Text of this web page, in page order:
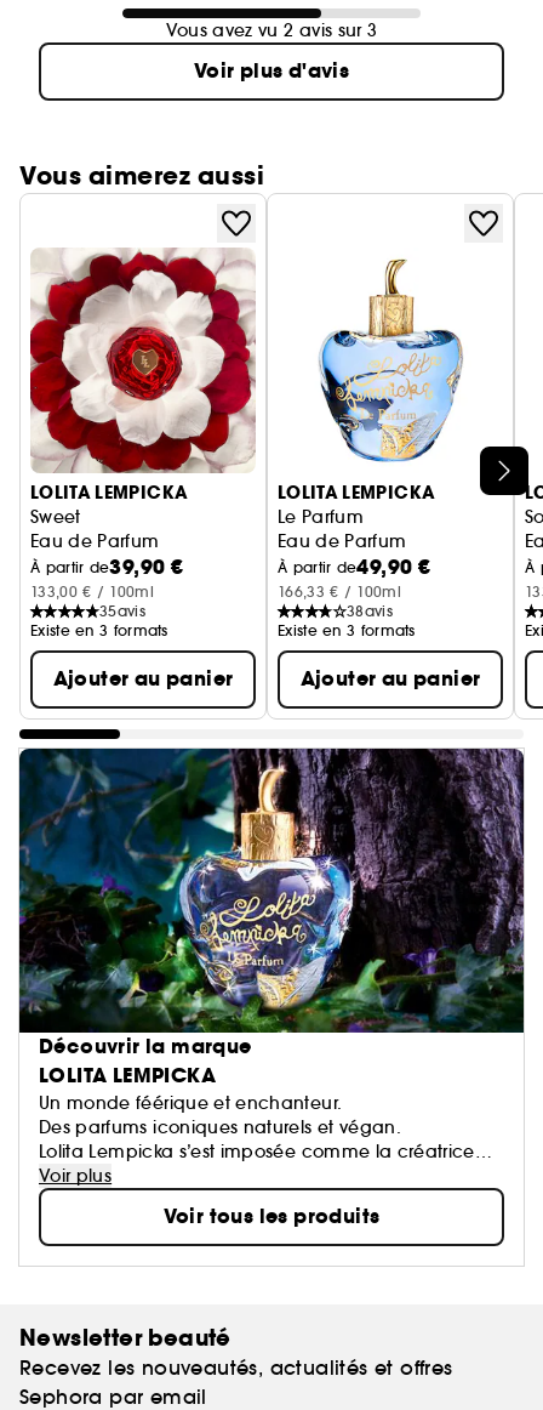
Vous avez vu 2 avis sur 3
Voir plus d'avis
Vous aimerez aussi
Ignorer le carrousel produits
LOLITA LEMPICKA
Sweet
Eau de Parfum
À partir de39,90 €
133,00 € / 100ml
35avis
Existe en 3 formats
Ajouter au panier
LOLITA LEMPICKA
Le Parfum
Eau de Parfum
À partir de49,90 €
166,33 € / 100ml
38avis
Existe en 3 formats
Ajouter au panier
À
Découvrir la marque
LOLITA LEMPICKA
Un monde féérique et enchanteur.
Des parfums iconiques naturels et végan.
Lolita Lempicka s’est imposée comme la créatrice
française d’un monde unique, féérique et
enchanteur. Son univers ultra féminin nous invite à
découvrir un conte de fées des temps modernes.
Ses parfums sont des signatures reconnaissables et
free. Ses parfums sont naturels, exempts de
colorants, de filtres solaires et de perturbateurs
endocriniens.haracters
Voir plus
Voir tous les produits
Newsletter beauté
Recevez les nouveautés, actualités et offres
Sephora par email